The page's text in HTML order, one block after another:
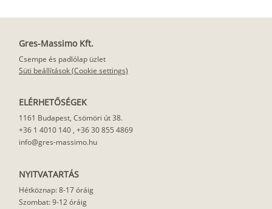
Gres-Massimo Kft.
Csempe és padlólap üzlet
Süti beállítások (Cookie settings)
ELÉRHETŐSÉGEK
1161 Budapest, Csömöri út 38.
+36 1 4010 140 , +36 30 855 4869
info@gres-massimo.hu
NYITVATARTÁS
Hétköznap: 8-17 óráig
Szombat: 9-12 óráig